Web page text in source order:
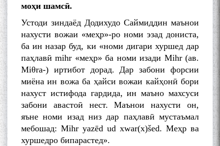
моҳи шамсӣ.
Устоди зиндаёд Додихудо Саймиддин маънои
нахусти вожаи «меҳр»-ро номи эзад дониста,
ба ин назар буд, ки «номи дигари хуршед дар
паҳлавӣ mihr «меҳр» ба номи изади Mihr (ав.
Miθra-) иртибот дорад. Дар забони форсии
миёна ин вожа ба ҳайси вожаи кайҳонӣ бори
нахуст истифода гардида, ин маъно махсуси
забони авастоӣ нест. Маънои нахусти он,
яъне номи изад низ дар паҳлавӣ мустаъмал
мебошад: Mihr yazēd ud xwar(x)šed. Меҳр ва
хуршедро бипарастед».